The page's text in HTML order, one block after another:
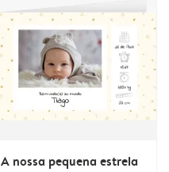
A nossa pequena estrela